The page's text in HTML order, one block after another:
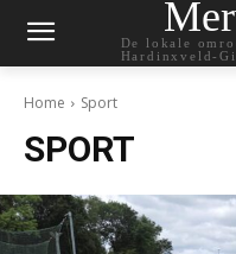
De lokale
Hardinxveld-
Home Sport
SPORT